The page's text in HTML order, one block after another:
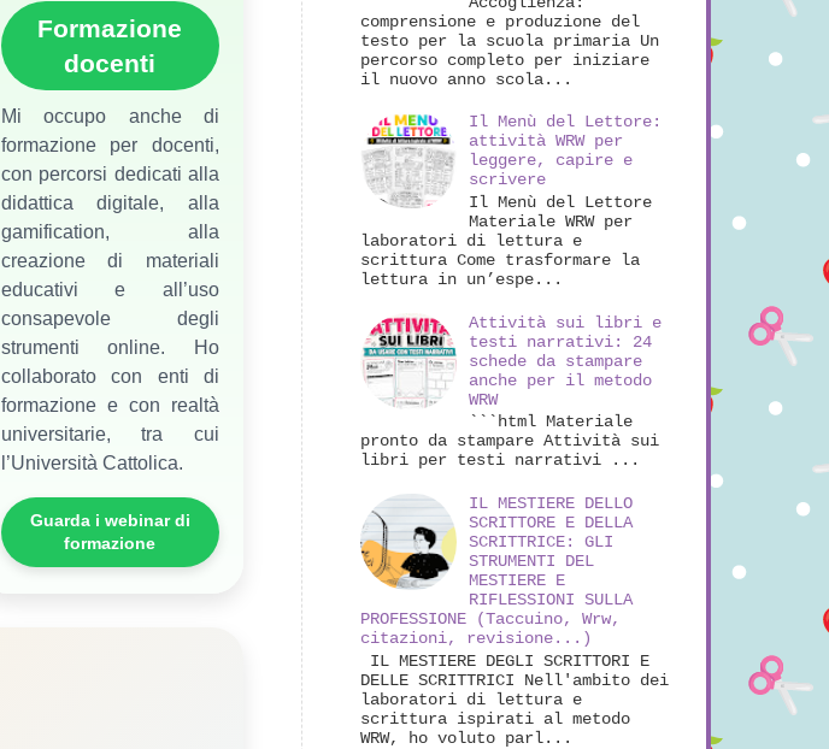
Formazione
docenti
Mi occupo anche di
formazione per docenti,
con percorsi dedicati alla
didattica digitale, alla
gamification, alla
creazione di materiali
educativi e all’uso
consapevole degli
strumenti online. Ho
collaborato con enti di
formazione e con realtà
universitarie, tra cui
l’Università Cattolica.
Guarda i webinar di
formazione
comprensione e produzione del
testo per la scuola primaria Un
percorso completo per iniziare
il nuovo anno scola...
Il Menù del Lettore:
attività WRW per
leggere, capire e
scrivere
Il Menù del Lettore
Materiale WRW per
laboratori di lettura e
scrittura Come trasformare la
lettura in un’espe...
Attività sui libri e
testi narrativi: 24
schede da stampare
anche per il metodo
WRW
```html Materiale
pronto da stampare Attività sui
libri per testi narrativi ...
IL MESTIERE DELLO
SCRITTORE E DELLA
SCRITTRICE: GLI
STRUMENTI DEL
MESTIERE E
RIFLESSIONI SULLA
PROFESSIONE (Taccuino, Wrw,
citazioni, revisione...)
IL MESTIERE DEGLI SCRITTORI E
DELLE SCRITTRICI Nell'ambito dei
laboratori di lettura e
scrittura ispirati al metodo
WRW, ho voluto parl...